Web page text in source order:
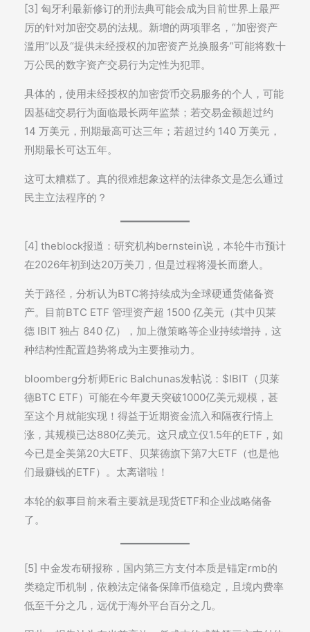
[3] 匈牙利最新修订的刑法典可能会成为目前世界上最严
厉的针对加密交易的法规。新增的两项罪名，“加密资产
滥用”以及“提供未经授权的加密资产兑换服务”可能将数十
万公民的数字资产交易行为定性为犯罪。
具体的，使用未经授权的加密货币交易服务的个人，可能
因基础交易行为面临最长两年监禁；若交易金额超过约
14 万美元，刑期最高可达三年；若超过约 140 万美元，
刑期最长可达五年。
这可太糟糕了。真的很难想象这样的法律条文是怎么通过
民主立法程序的？
[4] theblock报道：研究机构bernstein说，本轮牛市预计
在2026年初到达20万美刀，但是过程将漫长而磨人。
关于路径，分析认为BTC将持续成为全球硬通货储备资
产。目前BTC ETF 管理资产超 1500 亿美元（其中贝莱
德 IBIT 独占 840 亿），加上微策略等企业持续增持，这
种结构性配置趋势将成为主要推动力。
bloomberg分析师Eric Balchunas发帖说：$IBIT（贝莱
德BTC ETF）可能在今年夏天突破1000亿美元规模，甚
至这个月就能实现！得益于近期资金流入和隔夜行情上
涨，其规模已达880亿美元。这只成立仅1.5年的ETF，如
今已是全美第20大ETF、贝莱德旗下第7大ETF（也是他
们最赚钱的ETF）。太离谱啦！
本轮的叙事目前来看主要就是现货ETF和企业战略储备
了。
[5] 中金发布研报称，国内第三方支付本质是锚定rmb的
类稳定币机制，依赖法定储备保障币值稳定，且境内费率
低至千分之几，远优于海外平台百分之几。